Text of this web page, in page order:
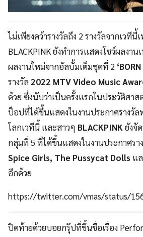
ไม่เพียงคว้ารางวัลถึง 2 รางวัลจากเวทีนี้
BLACKPINK ยังทำการแสดงโชว์ผลงาน
ผลงานใหม่จากอัลบั้มเต็มชุดที่ 2
รางวัล 2022 MTV Video Music
ด้วย ซึ่งนับว่าเป็นครั้งแรกในประวัติศาส
ป็อปที่ได้ขึ้นแสดงในงานประกาศรางวั
โลกเวทีนี้ และสาวๆ BLACKPINK ยังจั
กลุ่มที่ 5 ที่ได้ขึ้นแสดงในงานประกาศรา
Spice Girls, The Pussycat Dolls แ
อีกด้วย
https://twitter.com/vmas/status/
ปิดท้ายด้วยบอยกรุ๊ปที่ขึ้นชื่อเรื่อง